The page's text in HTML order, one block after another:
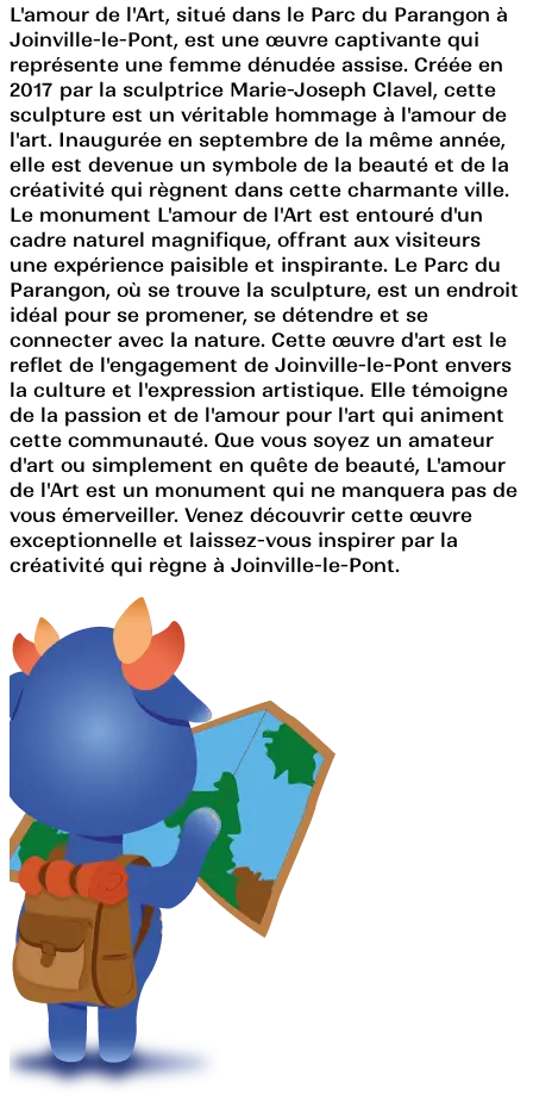
L'amour de l'Art, situé dans le Parc du Parangon à
Joinville-le-Pont, est une œuvre captivante qui
représente une femme dénudée assise. Créée en
2017 par la sculptrice Marie-Joseph Clavel, cette
sculpture est un véritable hommage à l'amour de
l'art. Inaugurée en septembre de la même année,
elle est devenue un symbole de la beauté et de la
créativité qui règnent dans cette charmante ville.
Le monument L'amour de l'Art est entouré d'un
cadre naturel magnifique, offrant aux visiteurs
une expérience paisible et inspirante. Le Parc du
Parangon, où se trouve la sculpture, est un endroit
idéal pour se promener, se détendre et se
connecter avec la nature. Cette œuvre d'art est le
reflet de l'engagement de Joinville-le-Pont envers
la culture et l'expression artistique. Elle témoigne
de la passion et de l'amour pour l'art qui animent
cette communauté. Que vous soyez un amateur
d'art ou simplement en quête de beauté, L'amour
de l'Art est un monument qui ne manquera pas de
vous émerveiller. Venez découvrir cette œuvre
exceptionnelle et laissez-vous inspirer par la
créativité qui règne à Joinville-le-Pont.